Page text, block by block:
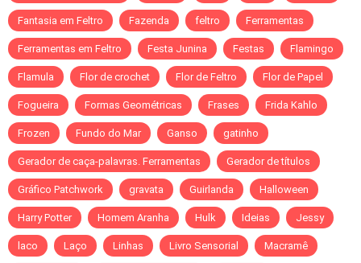
Fantasia em Feltro Fazenda feltro Ferramentas
Ferramentas em Feltro Festa Junina Festas Flamingo
Flamula Flor de crochet Flor de Feltro Flor de Papel
Fogueira Formas Geométricas Frases Frida Kahlo
Frozen Fundo do Mar Ganso gatinho
Gerador de caça-palavras. Ferramentas Gerador de títulos
Gráfico Patchwork gravata Guirlanda Halloween
Harry Potter Homem Aranha Hulk Ideias Jessy
laco Laço Linhas Livro Sensorial Macramê